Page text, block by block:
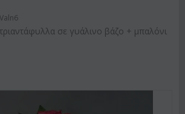
Valn6
σε γυάλινο βάζο + μπαλόνι